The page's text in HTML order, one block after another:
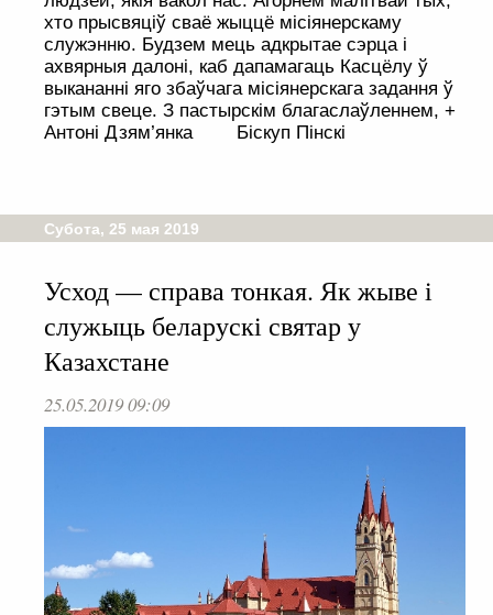
хто прысвяціў сваё жыццё місіянерскаму
служэнню. Будзем мець адкрытае сэрца і
ахвярныя далоні, каб дапамагаць Касцёлу ў
выкананні яго збаўчага місіянерскага задання ў
гэтым свеце. З пастырскім благаслаўленнем, +
Антоні Дзям’янка Біскуп Пінскі
Субота, 25 мая 2019
Усход — справа тонкая. Як жыве і
служыць беларускі святар у
Казахстане
25.05.2019 09:09